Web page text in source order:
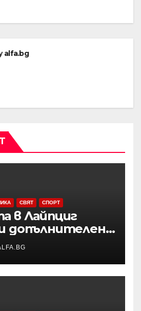
alfa.bg
СВЯТ СПОРТ
в Лайпциг
допълнителен
радар на
след
с открития